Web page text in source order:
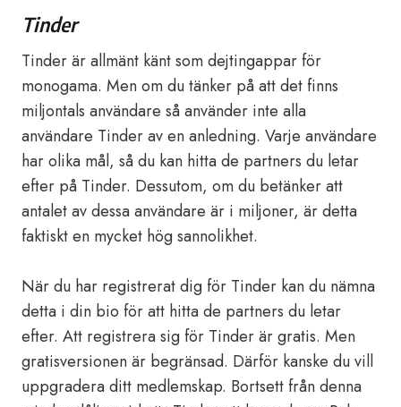
Tinder
Tinder är allmänt känt som dejtingappar för
monogama. Men om du tänker på att det finns
miljontals användare så använder inte alla
användare Tinder av en anledning. Varje användare
har olika mål, så du kan hitta de partners du letar
efter på Tinder. Dessutom, om du betänker att
antalet av dessa användare är i miljoner, är detta
faktiskt en mycket hög sannolikhet.
När du har registrerat dig för Tinder kan du nämna
detta i din bio för att hitta de partners du letar
efter. Att registrera sig för Tinder är gratis. Men
gratisversionen är begränsad. Därför kanske du vill
uppgradera ditt medlemskap. Bortsett från denna